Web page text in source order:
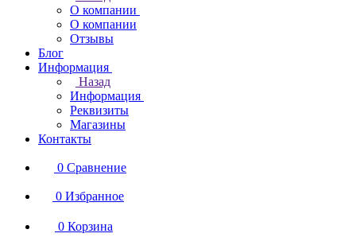
О компании
О компании
Отзывы
Блог
Информация
Назад
Информация
Реквизиты
Магазины
Контакты
0 Сравнение
0 Избранное
0 Корзина